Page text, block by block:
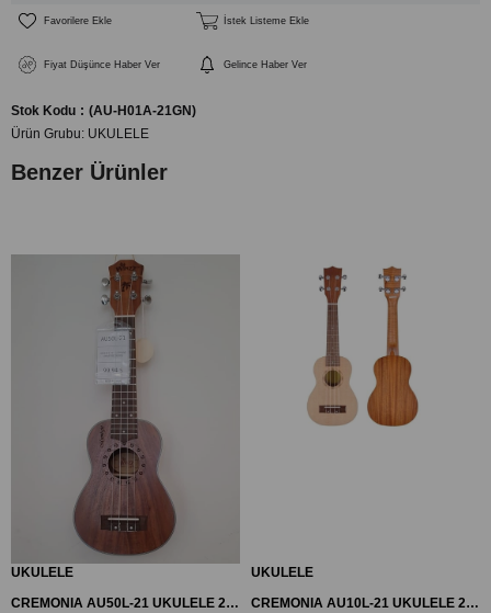
Favorilere Ekle İstek Listeme Ekle
Fiyat Düşünce Haber Ver Gelince Haber Ver
Stok Kodu
(AU-H01A-21GN)
Ürün Grubu: UKULELE
Benzer Ürünler
UKULELE
CREMONIA AU50L-21 UKULELE 21" SOPRANO UNIVERSE SERIES
UKULELE
CREMONIA AU10L-21 UKULELE 21" SOPRANO